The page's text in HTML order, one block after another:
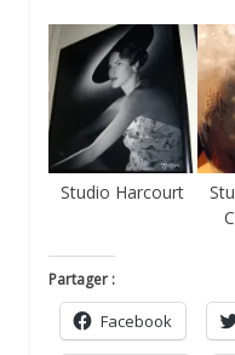
Studio Harcourt
Partager :
Facebook